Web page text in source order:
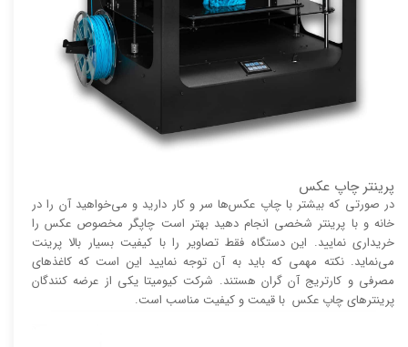
پرینتر چاپ عکس
در صورتی که بیشتر با چاپ عکس‌ها سر و کار دارید و می‌خواهید آن را در
خانه و با پرینتر شخصی انجام دهید بهتر است چاپگر مخصوص عکس را
خریداری نمایید. این دستگاه فقط تصاویر را با کیفیت بسیار بالا پرینت
می‌نماید. نکته مهمی که باید به آن توجه نمایید این است که کاغذ‌های
مصرفی و کارتریج آن گران هستند. شرکت کیومیتا یکی از عرضه کنندگان
پرینتر‌های چاپ عکس با قیمت و کیفیت مناسب است.